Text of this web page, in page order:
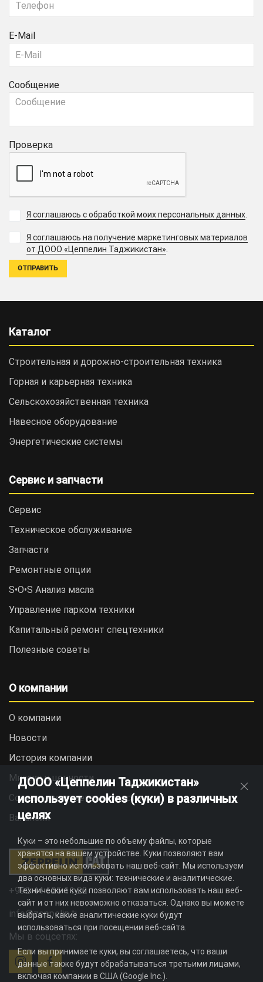
E-Mail
Сообщение
Проверка
Я соглашаюсь с обработкой моих персональных данных.
Я соглашаюсь на получение маркетинговых материалов
от ДООО «Цеппелин Таджикистан».
Каталог
Строительная и дорожно-cтроительная техника
Горная и карьерная техника
Сельскохозяйственная техника
Навесное оборудование
Энергетические системы
Сервис и запчасти
Сервис
Техническое обслуживание
Запчасти
Ремонтные опции
S•O•S Анализ масла
Управление парком техники
Капитальный ремонт спецтехники
Полезные советы
О компании
О компании
Новости
История компании
Миссия и ценности
Социальная ответственность
Вакансии
+992 44 625 11 22
info@zeppelin.tj
Мы в соцсетях:
ДООО «Цеппелин Таджикистан»
использует cookies (куки) в различных
целях
Куки – это небольшие по объему файлы, которые
хранятся на вашем устройстве. Куки позволяют вам
эффективно использовать наш веб-сайт. Мы используем
два основных вида куки: технические и аналитические.
Технические куки позволяют вам использовать наш веб-
сайт и от них невозможно отказаться. Однако вы можете
выбрать, какие аналитические куки будут
использоваться при посещении веб-сайта.
Если вы принимаете куки, вы соглашаетесь, что ваши
данные также будут обрабатываться третьими лицами,
включая компании в США (Google Inc.).